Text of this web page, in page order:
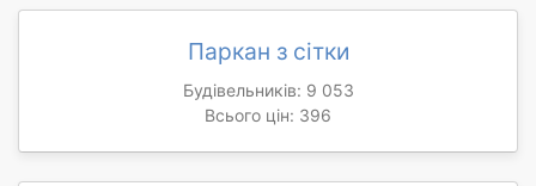
Паркан з сітки
Будівельників: 9 053
Всього цін: 396